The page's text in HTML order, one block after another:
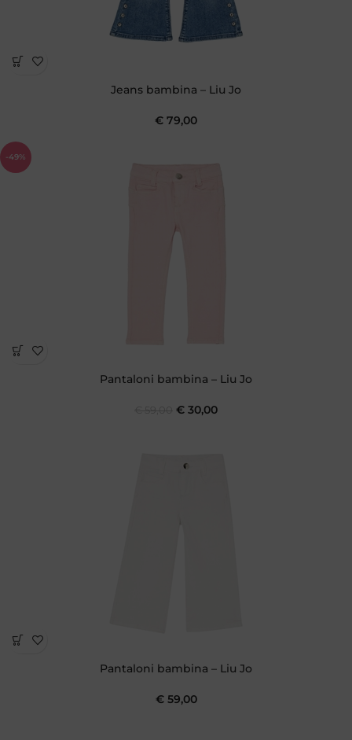
Jeans bambina – Liu Jo
€ 79,00
-49%
Pantaloni bambina – Liu Jo
€ 30,00
Pantaloni bambina – Liu Jo
€59,00